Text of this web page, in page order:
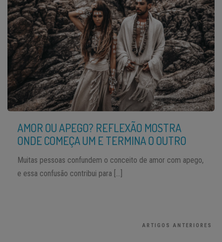
AMOR OU APEGO? REFLEXÃO MOSTRA
ONDE COMEÇA UM E TERMINA O OUTRO
Muitas pessoas confundem o conceito de amor com apego,
e essa confusão contribui para […]
ARTIGOS ANTERIORES